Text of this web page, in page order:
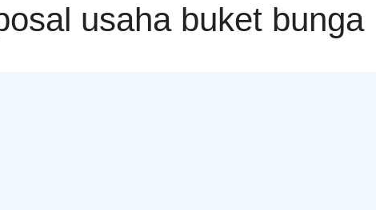
usaha buket bunga